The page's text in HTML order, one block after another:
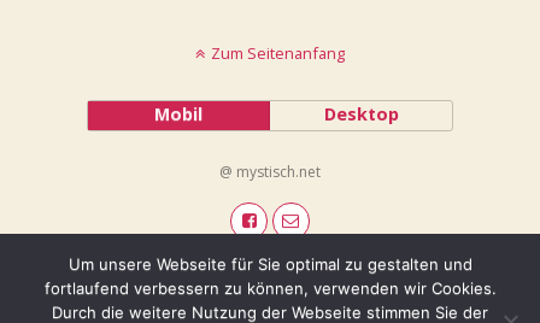
Zum Seitenanfang
Mobil Desktop
@ mystisch.net
Um unsere Webseite für Sie optimal zu gestalten und
fortlaufend verbessern zu können, verwenden wir Cookies.
Durch die weitere Nutzung der Webseite stimmen Sie der